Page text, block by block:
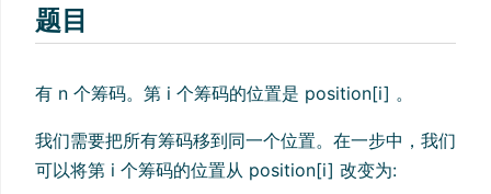
题目
有 n 个筹码。第 i 个筹码的位置是 position[i] 。
我们需要把所有筹码移到同一个位置。在一步中，我们
可以将第 i 个筹码的位置从 position[i] 改变为: